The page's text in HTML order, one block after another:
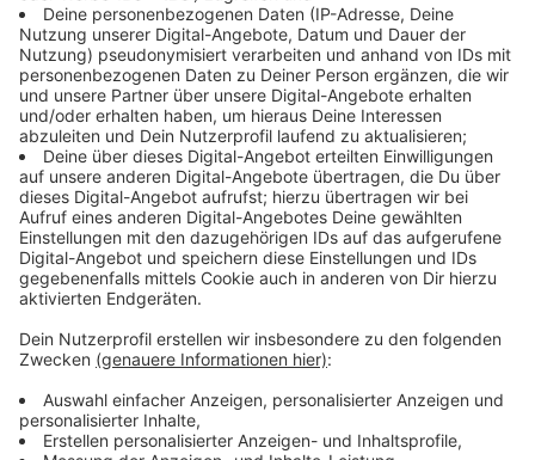
Planungssicherheit für das laufende Jahr. Zugleich
zeigt sich aber auch, dass die finanzielle Lage
angespannt bleibt.
Anzeige
Defizit im Kreishaushalt bleibt hoch
Anzeige
Für 2026 plant der Kreis Viersen mit einem Defizit von
fast 23 Millionen Euro. Dieses Minus könnte nach
Angaben aus der Haushaltsplanung durch Einsparungen
noch kleiner werden. Außerdem will der Kreis auf
Rücklagen zurückgreifen, um die finanzielle Belastung